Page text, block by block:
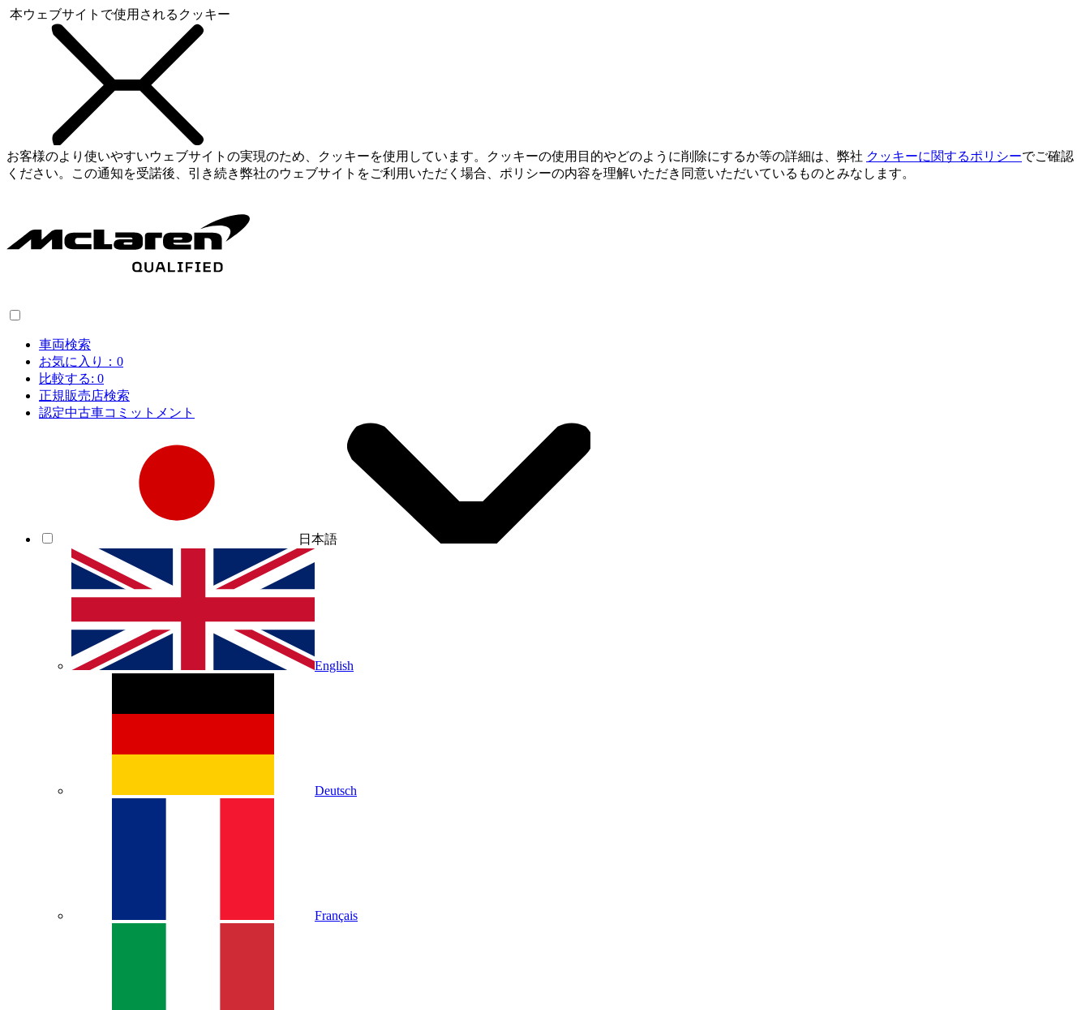
本ウェブサイトで使用されるクッキー
お客様のより使いやすいウェブサイトの実現のため、クッキーを使用しています。クッキーの使用目的やどのように削除にするか等の詳細は、弊社 クッキーに関するポリシーでご確認
ください。この通知を受諾後、引き続き弊社のウェブサイトをご利用いただく場合、ポリシーの内容を理解いただき同意いただいているものとみなします。
車両検索
お気に入り： 0
比較する: 0
正規販売店検索
認定中古車コミットメント
日本語
English
Deutsch
Français